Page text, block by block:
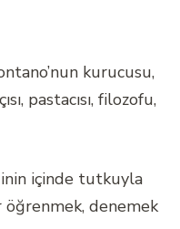
kurucusu,
pastacısı, filozofu,
içinde tutkuyla
denemek